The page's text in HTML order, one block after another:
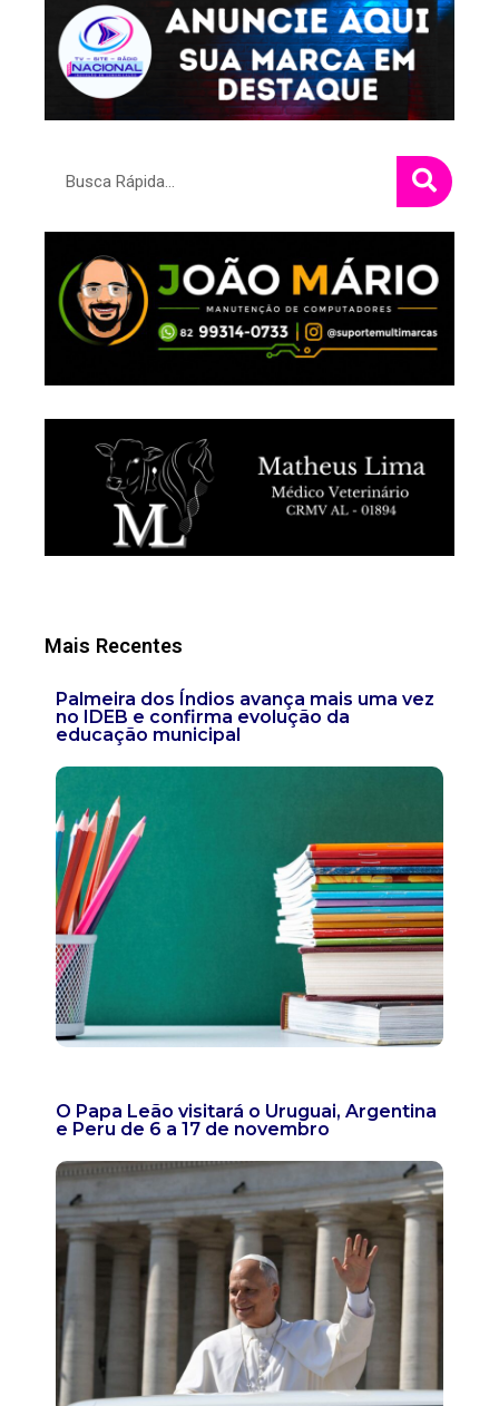
Mais Recentes
Palmeira dos Índios avança mais uma vez
no IDEB e confirma evolução da
educação municipal
O Papa Leão visitará o Uruguai, Argentina
e Peru de 6 a 17 de novembro